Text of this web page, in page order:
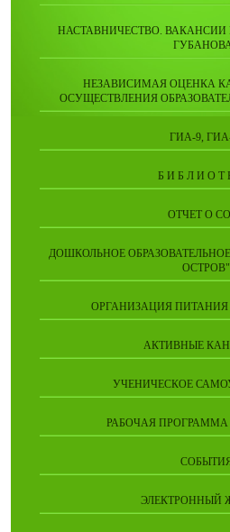
НАСТАВНИЧЕСТВО.
НЕЗАВИСИМАЯ ОЦЕНКА
ОСУЩЕСТВЛЕНИЯ
ГИА-9,
Б И Б Л И О Т
ОТЧЕТ О
ДОШКОЛЬНОЕ
ОСТРОВ"
ОРГАНИЗАЦИЯ
АКТИВНЫЕ
УЧЕНИЧЕСКОЕ
РАБОЧАЯ
ЭЛЕКТРОННЫЙ